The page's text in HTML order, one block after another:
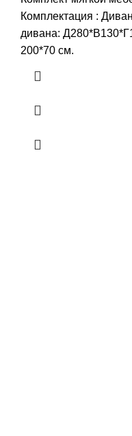
Комплектация :
дивана:
200*70 см.